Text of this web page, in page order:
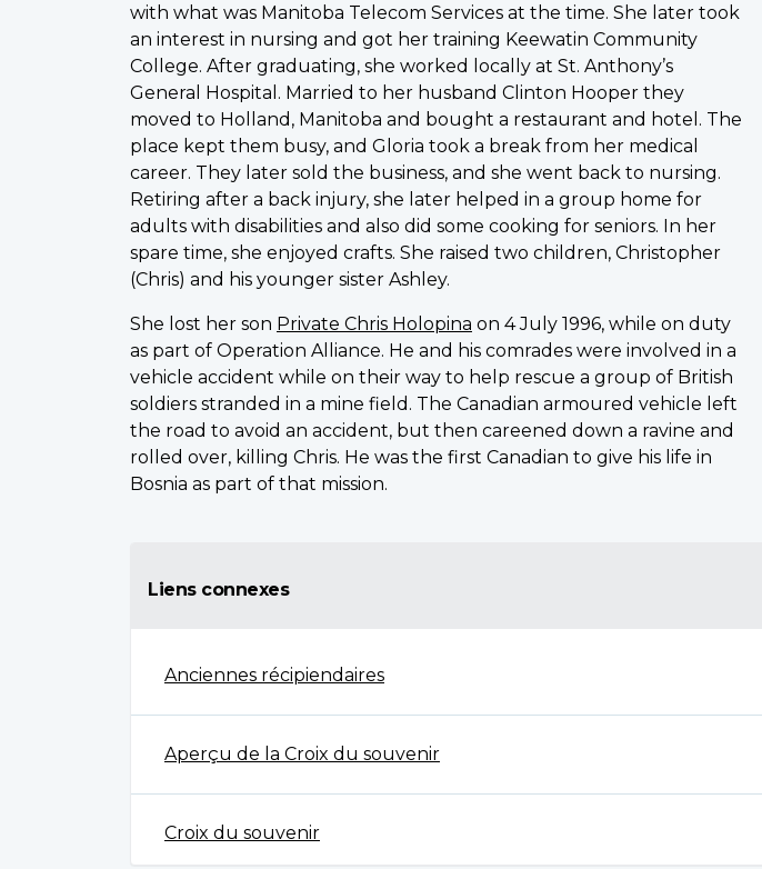
with what was Manitoba Telecom Services at the time. She later took
an interest in nursing and got her training Keewatin Community
College. After graduating, she worked locally at St. Anthony’s
General Hospital. Married to her husband Clinton Hooper they
moved to Holland, Manitoba and bought a restaurant and hotel. The
place kept them busy, and Gloria took a break from her medical
career. They later sold the business, and she went back to nursing.
Retiring after a back injury, she later helped in a group home for
adults with disabilities and also did some cooking for seniors. In her
spare time, she enjoyed crafts. She raised two children, Christopher
(Chris) and his younger sister Ashley.
She lost her son Private Chris Holopina on 4 July 1996, while on duty
as part of Operation Alliance. He and his comrades were involved in a
vehicle accident while on their way to help rescue a group of British
soldiers stranded in a mine field. The Canadian armoured vehicle left
the road to avoid an accident, but then careened down a ravine and
rolled over, killing Chris. He was the first Canadian to give his life in
Bosnia as part of that mission.
Liens connexes
Anciennes récipiendaires
Aperçu de la Croix du souvenir
Croix du souvenir